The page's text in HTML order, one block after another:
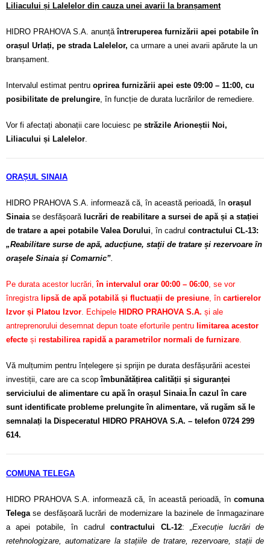
Liliacului și Lalelelor din cauza unei avarii la branșament
HIDRO PRAHOVA S.A. anunțăîntreruperea furnizării apei potabile în
orașul Urlați, pe strada Lalelelor, ca urmare a unei avarii apărute la un
branșament.
Intervalul estimat pentru oprirea furnizării apei este 09:00 – 11:00, cu
posibilitate de prelungire , în funcție de durata lucrărilor de remediere.
Vor fi afectați abonații care locuiesc pe străzile Arioneștii Noi,
Liliacului și Lalelelor
ORAȘUL SINAIA
HIDRO PRAHOVA S.A. informează că, în această perioadă, în orașul
Sinaiase desfășoară lucrări de reabilitare a sursei de apă și a stației
de tratare a apei potabile Valea Dorului, în cadrul contractului CL-13:
„Reabilitare surse de apă, aducțiune, stații de tratare și rezervoare în
orașele Sinaia și Comarnic”.
Pe durata acestor lucrări,în intervalul orar 00:00 – 06:00, se vor
înregistra lipsă de apă potabilă și fluctuații de presiune, în cartierelor
Izvor și Platou Izvor. Echipele HIDRO PRAHOVA S.A. și ale
antreprenorului desemnat depun toate eforturile pentru limitarea acestor
efecte și restabilirea rapidă a parametrilor normali de furnizare.
Vă mulțumim pentru înțelegere și sprijin pe durata desfășurării acestei
investiții, care are ca scopîmbunătățirea calității și siguranței
serviciului de alimentare cu apă în orașul Sinaia. În cazul în care
sunt identificate probleme prelungite în alimentare, vă rugăm să le
semnalați la Dispeceratul HIDRO PRAHOVA S.A. – telefon 0724 299
614.
COMUNA TELEGA
HIDRO PRAHOVA S.A. informează că, în această perioadă, încomuna
Telega se desfășoară lucrări de modernizare la bazinele de înmagazinare
a apei potabile, în cadrulcontractului CL-12: „Execuție lucrări de
retehnologizare, automatizare la stațiile de tratare, rezervoare, stații de